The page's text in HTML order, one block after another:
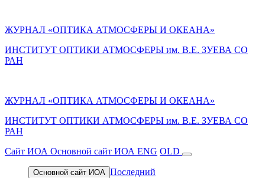
ЖУРНАЛ «ОПТИКА АТМОСФЕРЫ И ОКЕАНА»
ИНСТИТУТ ОПТИКИ АТМОСФЕРЫ им. В.Е. ЗУЕВА СО
РАН
ЖУРНАЛ «ОПТИКА АТМОСФЕРЫ И ОКЕАНА»
ИНСТИТУТ ОПТИКИ АТМОСФЕРЫ им. В.Е. ЗУЕВА СО
РАН
Cайт ИОА Основной сайт ИОА ENG OLD
Основной сайт ИОА Последний